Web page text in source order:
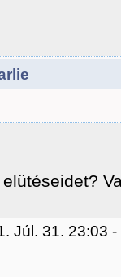
Júl. 31. 23:03